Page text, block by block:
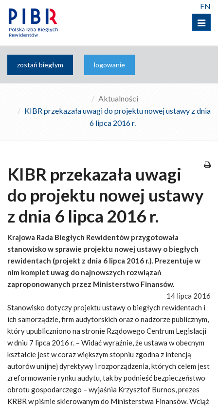
Menu
EN
zostań biegłym logowanie
Aktualności
KIBR przekazała uwagi do projektu nowej ustawy z dnia
6 lipca 2016 r.
KIBR przekazała uwagi
do projektu nowej ustawy
z dnia 6 lipca 2016 r.
Krajowa Rada Biegłych Rewidentów przygotowała
stanowisko w sprawie projektu nowej ustawy o biegłych
rewidentach (projekt z dnia 6 lipca 2016 r.). Prezentuje w
nim komplet uwag do najnowszych rozwiązań
zaproponowanych przez Ministerstwo Finansów.
14 lipca 2016
Stanowisko dotyczy projektu ustawy o biegłych rewidentach i
ich samorządzie, firm audytorskich oraz o nadzorze publicznym,
który upubliczniono na stronie Rządowego Centrum Legislacji
w dniu 7 lipca 2016 r. – Widać wyraźnie, że ustawa w obecnym
kształcie jest w coraz większym stopniu zgodna z intencją
autorów unijnej dyrektywy i rozporządzenia, których celem jest
zreformowanie rynku audytu, tak by podnieść bezpieczeństwo
obrotu gospodarczego – wyjaśnia Krzysztof Burnos, prezes
KRBR w piśmie skierowanym do Ministerstwa Finansów. Wciąż